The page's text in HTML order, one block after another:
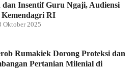
dan Insentif Guru Ngaji, Audiensi
Kemendagri RI
Oktober 2025
Rumakiek Dorong Proteksi dan
Pertanian Milenial di